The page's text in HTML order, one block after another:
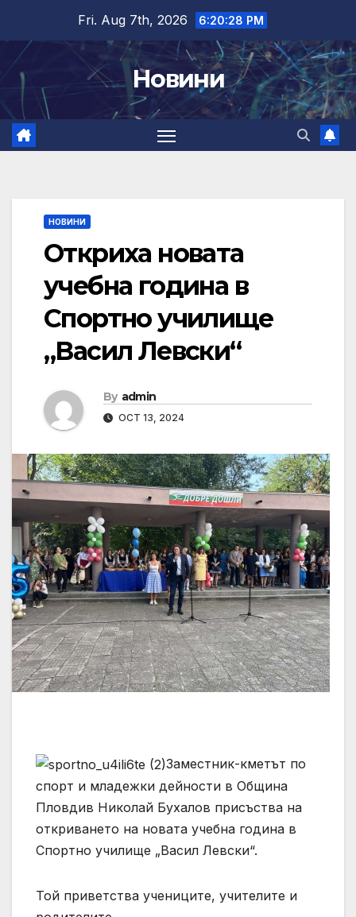
content
Fri. Aug 7th, 2026 6:20:28 PM
Новини
НОВИНИ
Откриха новата
учебна година в
Спортно училище
„Васил Левски“
By admin
OCT 13, 2024
Заместник-кметът по
спорт и младежки дейности в Община
Пловдив Николай Бухалов присъства на
откриването на новата учебна година в
Спортно училище „Васил Левски“.
Той приветства учениците, учителите и